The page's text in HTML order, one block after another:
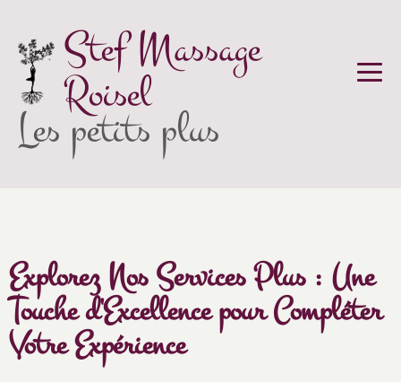
Stef Massage
Roisel
Les petits plus
Explorez Nos Services Plus : Une
Touche d'Excellence pour Compléter
Votre Expérience